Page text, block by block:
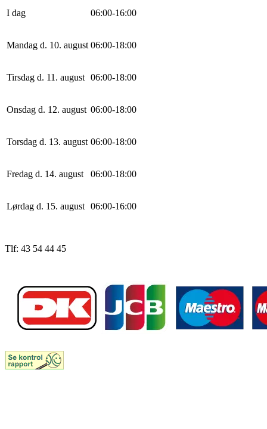
I dag 06:00-16:00
Mandag d. 10. august 06:00-18:00
Tirsdag d. 11. august 06:00-18:00
Onsdag d. 12. august 06:00-18:00
Torsdag d. 13. august 06:00-18:00
Fredag d. 14. august 06:00-18:00
Lørdag d. 15. august 06:00-16:00
Tlf: 43 54 44 45